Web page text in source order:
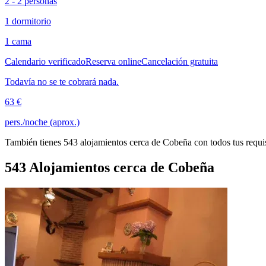
1 dormitorio
1 cama
Calendario verificadoReserva onlineCancelación gratuita
Todavía no se te cobrará nada.
63 €
pers./noche (aprox.)
También tienes 543 alojamientos cerca de Cobeña con todos tus
543 Alojamientos cerca de Cobeña